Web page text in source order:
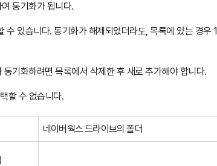
동기화가 됩니다.
있습니다. 동기화가 해제되었더라도, 목록에 있는 경우 1
기화하려면 목록에서 삭제한 후 새로 추가해야 합니다.
할 수 없습니다.
네이버웍스 드라이브의 폴더